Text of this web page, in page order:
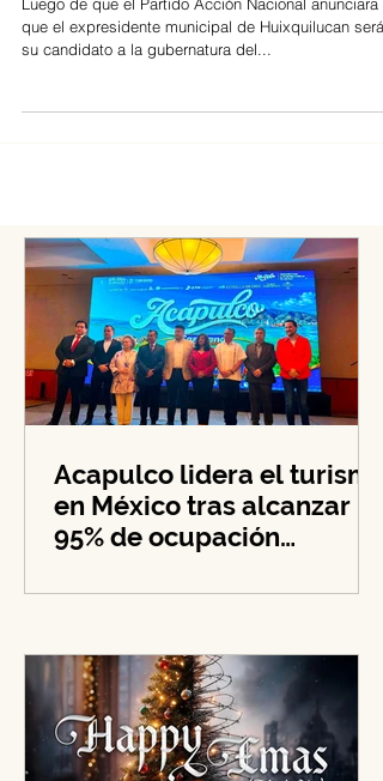
Estado de México
su candidato a la gubernatura del...
Acapulco lidera el turismo
95% de ocupación
costera